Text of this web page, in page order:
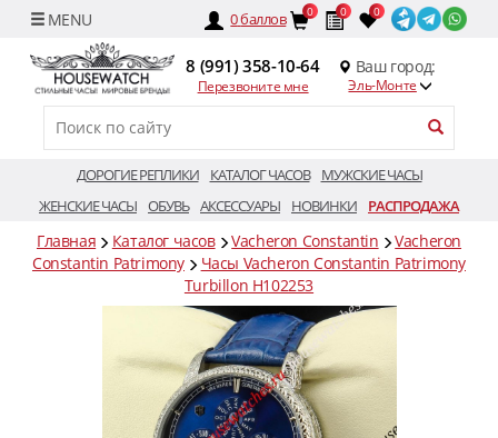
0баллов 0 0 0
8 (991) 358-10-64
Перезвоните мне
Ваш город:
Эль-Монте
ДОРОГИЕ РЕПЛИКИ КАТАЛОГ ЧАСОВ
МУЖСКИЕ ЧАСЫ
ЖЕНСКИЕ ЧАСЫ ОБУВЬ АКСЕССУАРЫ НОВИНКИ РАСПРОДАЖА
Главная Каталог часов Vacheron Constantin
Vacheron
Constantin Patrimony
Часы Vacheron Constantin Patrimony
Turbillon H102253